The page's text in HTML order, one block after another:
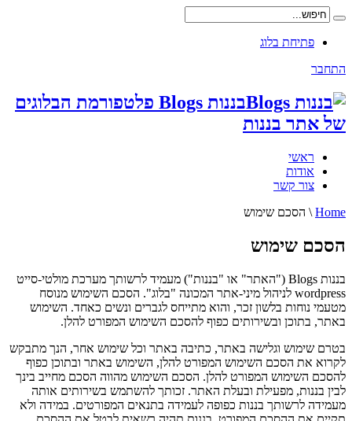
פתיחת בלוג
התחבר
בננות Blogs פלטפורמת הבלוגים
של אתר בננות
ראשי
אודות
צור קשר
Home
\ הסכם שימוש
הסכם שימוש
בננות Blogs ("האתר" או "בננות") מעמיד לרשותך מערכת מולטי-סייט
wordpress לניהול מיני-אתר המכונה "בלוג". הסכם השימוש מנוסח
מטעמי נוחות בלשון זכר, והוא מתייחס לגברים ונשים כאחד. השימוש
באתר, בתוכן ובשירותים כפוף להסכם השימוש המפורט להלן.
בטרם שימוש וגלישה באתר, כתיבה באתר וכל שימוש אחר, הנך מתבקש
לקרוא את הסכם השימוש המפורט להלן, השימוש באתר ובתוכן כפוף
להסכם השימוש המפורט להלן. הסכם השימוש מהווה הסכם מחייב בינך
לבין בננות, מפעילת ובעלת האתר. זכותך להשתמש בשירותים אותה
מעמידה לרשותך בננות כפופה לעמידה בתנאים המפורטים. במידה ולא